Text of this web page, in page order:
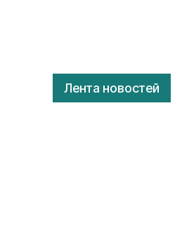
Лента новостей